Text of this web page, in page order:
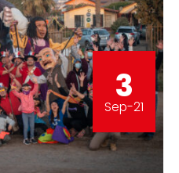
3
Sep-21